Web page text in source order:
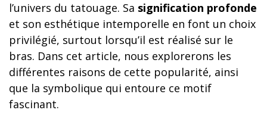
l’univers du tatouage. Sa signification profonde
et son esthétique intemporelle en font un choix
privilégié, surtout lorsqu’il est réalisé sur le
bras. Dans cet article, nous explorerons les
différentes raisons de cette popularité, ainsi
que la symbolique qui entoure ce motif
fascinant.